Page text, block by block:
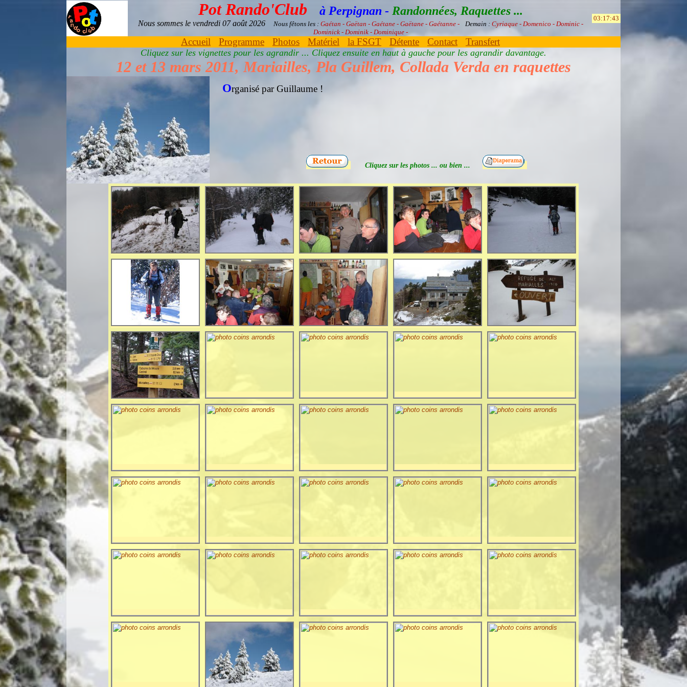
Pot Rando'Club à Perpignan - Randonnées, Raquettes ...
Nous sommes le vendredi 07 août 2026 Nous fêtons les : Gaétan - Gaëtan - Gaétane - Gaëtane - Gaétanne - Demain : Cyriaque - Domenico - Dominic -
Dominick - Dominik - Dominique -
Accueil Programme Photos Matériel la FSGT Détente Contact Transfert
Cliquez sur les vignettes pour les agrandir ... Cliquez ensuite en haut à gauche pour les agrandir davantage.
12 et 13 mars 2011, Mariailles, Pla Guillem, Collada Verda en raquettes
Organisé par Guillaume !
Cliquez sur les photos ... ou bien ...